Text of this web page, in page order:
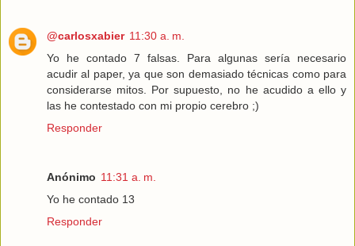
@carlosxabier 11:30 a. m.
Yo he contado 7 falsas. Para algunas sería necesario
acudir al paper, ya que son demasiado técnicas como para
considerarse mitos. Por supuesto, no he acudido a ello y
las he contestado con mi propio cerebro ;)
Responder
Anónimo 11:31 a. m.
Yo he contado 13
Responder